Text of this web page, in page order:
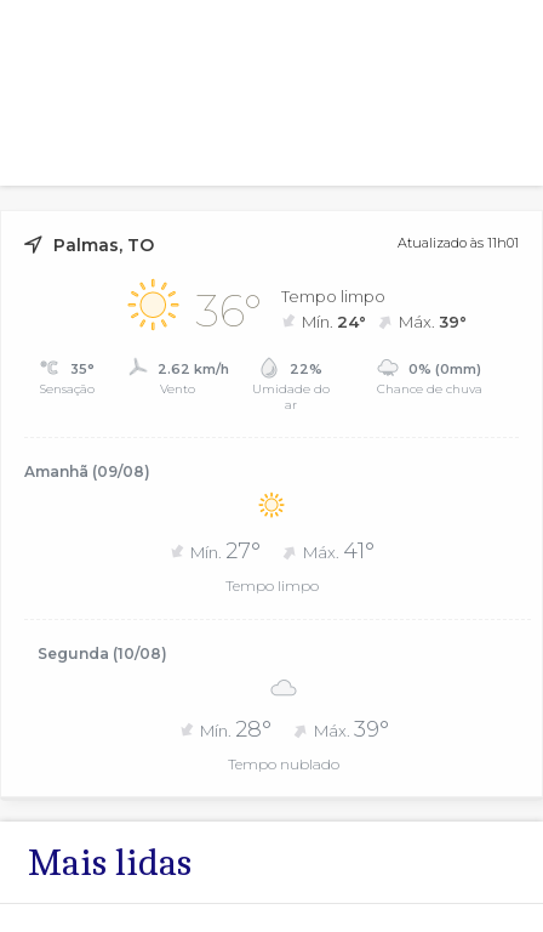
Palmas, TO Atualizado às 11h01
36°
Tempo limpo
Mín. 24° Máx.39°
35°
Sensação
2.62 km/h
Vento
22%
Umidade do
ar
0% (0mm)
Chance de chuva
Amanhã (09/08)
Mín. 27° Máx. 41°
Tempo limpo
Segunda (10/08)
Mín. 28° Máx. 39°
Tempo nublado
Mais lidas